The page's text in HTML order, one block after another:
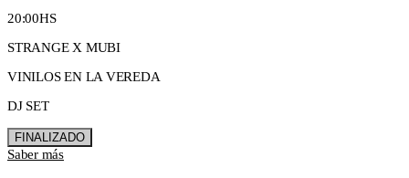
20:00HS
STRANGE X MUBI
VINILOS EN LA VEREDA
DJ SET
FINALIZADO
Saber más